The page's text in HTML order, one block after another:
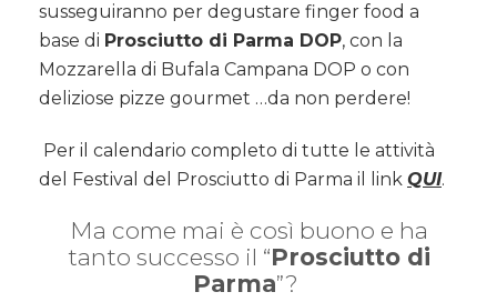
susseguiranno per degustare finger food a
base di Prosciutto di Parma DOP, con la
Mozzarella di Bufala Campana DOP o con
deliziose pizze gourmet …da non perdere!
Per il calendario completo di tutte le attività
del Festival del Prosciutto di Parma il link QUI.
Ma come mai è così buono e ha
tanto successo il “Prosciutto di
Parma”?